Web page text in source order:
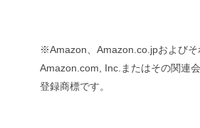
※Amazon、Amazon.co.jpおよびそ
Amazon.com, Inc.またはその関連
登録商標です。